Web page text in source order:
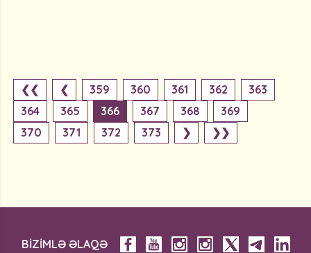
❮❮ ❮ 359 360 361 362
363
364
365 366 367 368
369
370
371 372 373 ❯ ❯❯
BİZİMLƏ ƏLAQƏ